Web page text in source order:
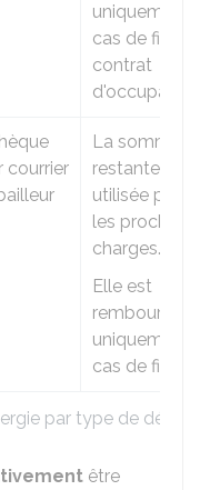
par type de
uniquement
cas de fin de
contrat
courrier
La somme
restante est
utilisée pour
les
charges.
Elle est
uniquement
cas de fin du
être